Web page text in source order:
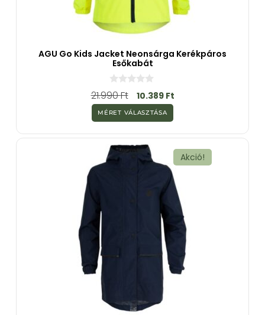
AGU Go Kids Jacket Neonsárga Kerékpáros
Esőkabát
0
a
5
-
b
ő
l
21.990Ft 10.389 Ft
MÉRET VÁLASZTÁSA
Akció!